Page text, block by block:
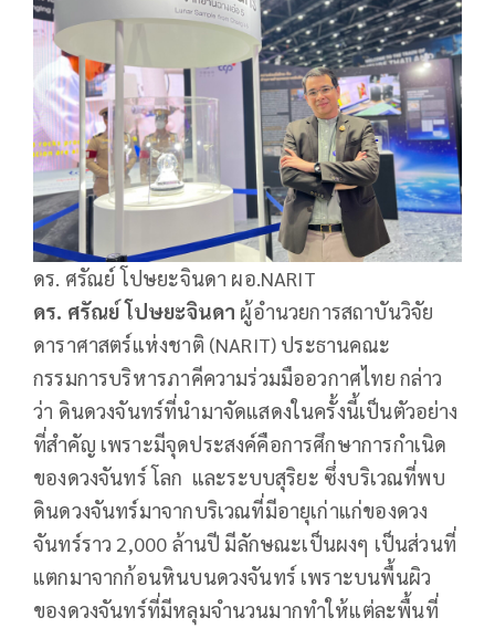
ดร. ศรัณย์ โปษยะจินดา ผอ.NARIT
ดร. ศรัณย์ โปษยะจินดา ผู้อำนวยการสถาบันวิจัย
ดาราศาสตร์แห่งชาติ (NARIT) ประธานคณะ
กรรมการบริหารภาคีความร่วมมืออวกาศไทย กล่าว
ว่า ดินดวงจันทร์ที่นำมาจัดแสดงในครั้งนี้เป็นตัวอย่าง
ที่สำคัญ เพราะมีจุดประสงค์คือการศึกษาการกำเนิด
ของดวงจันทร์ โลก และระบบสุริยะ ซึ่งบริเวณที่พบ
ดินดวงจันทร์มาจากบริเวณที่มีอายุเก่าแก่ของดวง
จันทร์ราว 2,000 ล้านปี มีลักษณะเป็นผงๆ เป็นส่วนที่
แตกมาจากก้อนหินบนดวงจันทร์ เพราะบนพื้นผิว
ของดวงจันทร์ที่มีหลุมจำนวนมากทำให้แต่ละพื้นที่